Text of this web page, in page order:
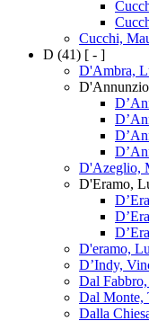
Cucchi,
D (41) [ - ]
D'Ambra,
D'Azeglio,
D'Eramo,
D'eramo,
D’Indy,
Dal
Dal Monte,
Dalla